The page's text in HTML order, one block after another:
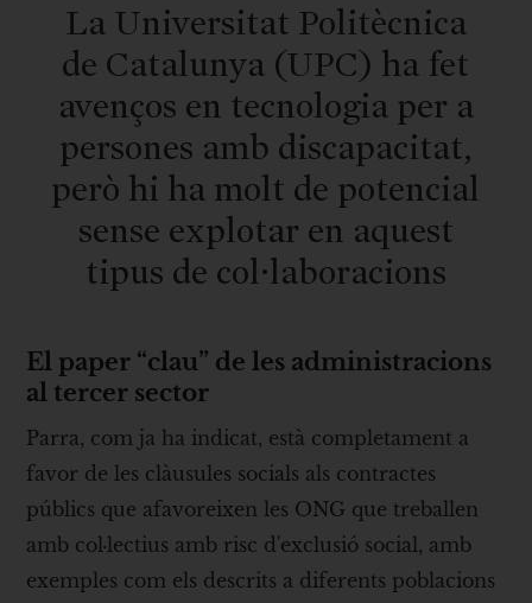
La Universitat Politècnica
de Catalunya (UPC) ha fet
avenços en tecnologia per a
persones amb discapacitat,
però hi ha molt de potencial
sense explotar en aquest
tipus de col·laboracions
El paper “clau” de les administracions
al tercer sector
Parra, com ja ha indicat, està completament a
favor de les clàusules socials als contractes
públics que afavoreixen les ONG que treballen
amb col·lectius amb risc d'exclusió social, amb
exemples com els descrits a diferents poblacions